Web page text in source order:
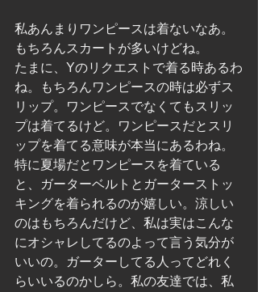
私あんまりワンピースは着ないなあ。
もちろんスカートが多いけどね。
たまに、Yのリクエストで着る時あるわ
ね。もちろんワンピースの時は必ずス
リップ。ワンピースでなくてもスリッ
プは着てるけど。ワンピースだとスリ
ップを着てる意味が本当にあるわね。
特に夏場だとワンピースを着ている
と、ガーターベルトとガーターストッ
キングを着られるのが嬉しい。涼しい
のはもちろんだけど、私は実はこんな
にオシャレしてるのよって言う気分が
いいの。ガーターしてる人ってどれく
らいいるのかしら。私の友達では、私